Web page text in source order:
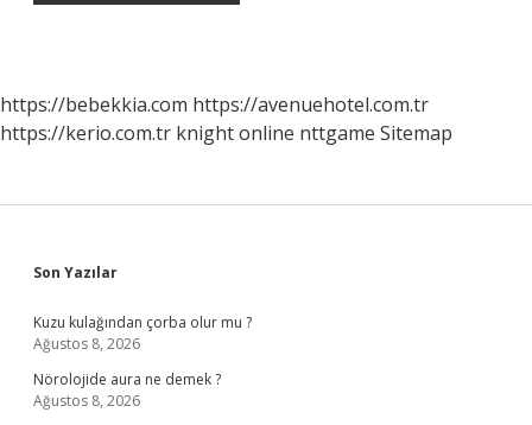
https://bebekkia.com https://avenuehotel.com.tr
https://kerio.com.tr knight online nttgame Sitemap
Sidebar
Son Yazılar
Kuzu kulağından çorba olur mu ?
Ağustos 8, 2026
Nörolojide aura ne demek ?
Ağustos 8, 2026